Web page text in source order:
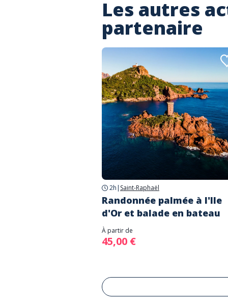
Les autres
partenaire
2h | Saint-Raphaël
Randonnée palmée à l'Ile
d'Or et balade en bateau
À partir de
45,00 €